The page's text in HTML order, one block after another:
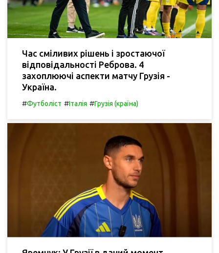
Час сміливих рішень і зростаючої
відповідальності Реброва. 4
захоплюючі аспекти матчу Грузія -
Україна.
#Футболіст #Італія #Грузія (країна)